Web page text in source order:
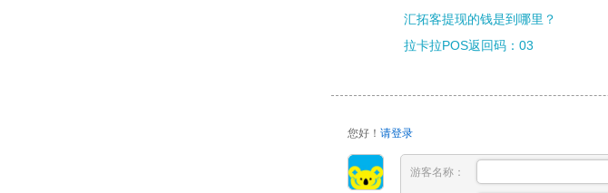
汇拓客提现的钱是到哪里？
拉卡拉POS返回码：03
您好！请登录
游客名称：